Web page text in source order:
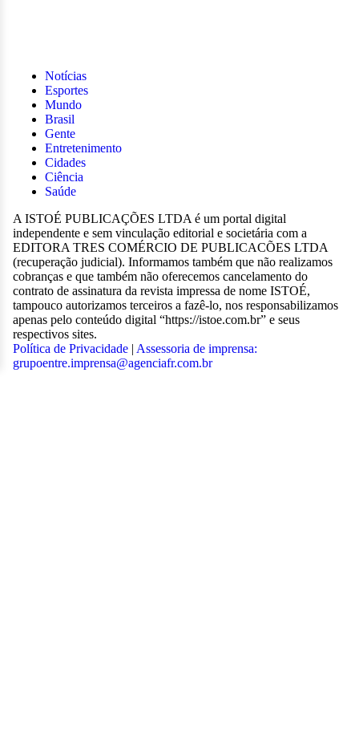
Notícias
Esportes
Mundo
Brasil
Gente
Entretenimento
Cidades
Ciência
Saúde
A ISTOÉ PUBLICAÇÕES LTDA é um portal digital
independente e sem vinculação editorial e societária com a
EDITORA TRES COMÉRCIO DE PUBLICACÕES LTDA
(recuperação judicial). Informamos também que não realizamos
cobranças e que também não oferecemos cancelamento do
contrato de assinatura da revista impressa de nome ISTOÉ,
tampouco autorizamos terceiros a fazê-lo, nos responsabilizamos
apenas pelo conteúdo digital “https://istoe.com.br” e seus
respectivos sites.
Política de Privacidade | Assessoria de imprensa:
grupoentre.imprensa@agenciafr.com.br